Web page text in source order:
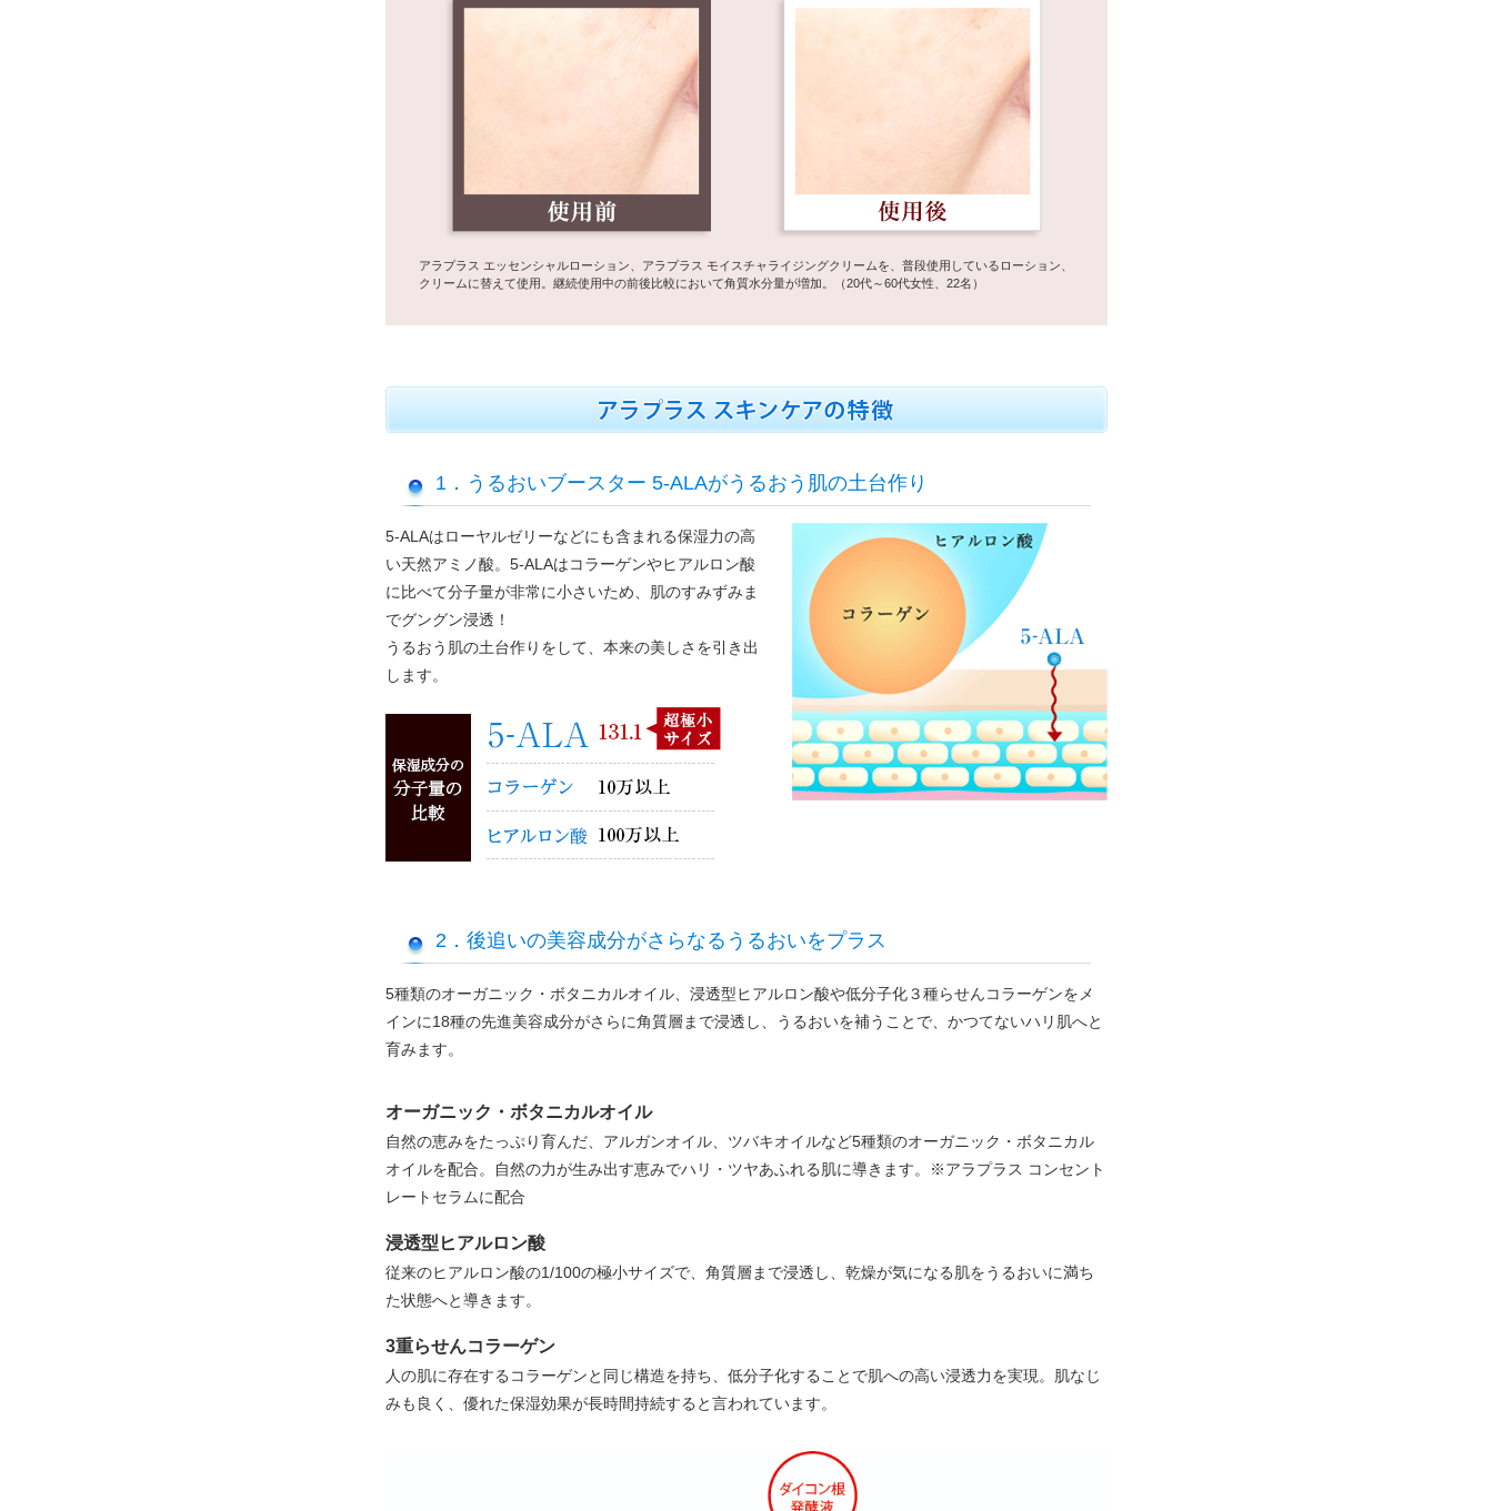
アラプラス エッセンシャルローション、アラプラス モイスチャライジングクリームを、普段使用しているローション、
クリームに替えて使用。継続使用中の前後比較において角質水分量が増加。（20代～60代女性、22名）
1．うるおいブースター 5-ALAがうるおう肌の土台作り
5-ALAはローヤルゼリーなどにも含まれる保湿力の高
い天然アミノ酸。5-ALAはコラーゲンやヒアルロン酸
に比べて分子量が非常に小さいため、肌のすみずみま
でグングン浸透！
うるおう肌の土台作りをして、本来の美しさを引き出
します。
2．後追いの美容成分がさらなるうるおいをプラス
5種類のオーガニック・ボタニカルオイル、浸透型ヒアルロン酸や低分子化３種らせんコラーゲンをメ
インに18種の先進美容成分がさらに角質層まで浸透し、うるおいを補うことで、かつてないハリ肌へと
育みます。
オーガニック・ボタニカルオイル
自然の恵みをたっぷり育んだ、アルガンオイル、ツバキオイルなど5種類のオーガニック・ボタニカル
オイルを配合。自然の力が生み出す恵みでハリ・ツヤあふれる肌に導きます。
※アラプラス コンセント
レートセラムに配合
浸透型ヒアルロン酸
従来のヒアルロン酸の1/100の極小サイズで、角質層まで浸透し、乾燥が気になる肌をうるおいに満ち
た状態へと導きます。
3重らせんコラーゲン
人の肌に存在するコラーゲンと同じ構造を持ち、低分子化することで肌への高い浸透力を実現。肌なじ
みも良く、優れた保湿効果が長時間持続すると言われています。